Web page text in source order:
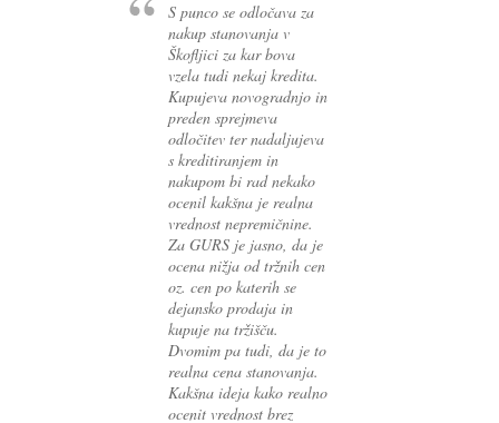
S punco se odločava za
nakup stanovanja v
Škofljici za kar bova
vzela tudi nekaj kredita.
Kupujeva novogradnjo in
preden sprejmeva
odločitev ter nadaljujeva
s kreditiranjem in
nakupom bi rad nekako
ocenil kakšna je realna
vrednost nepremičnine.
Za GURS je jasno, da je
ocena nižja od tržnih cen
oz. cen po katerih se
dejansko prodaja in
kupuje na tržišču.
Dvomim pa tudi, da je to
realna cena stanovanja.
Kakšna ideja kako realno
ocenit vrednost brez